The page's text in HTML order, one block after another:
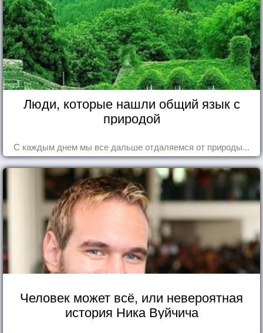
Люди, которые нашли общий язык с
природой
С каждым днем мы все дальше отдаляемся от природы...
Человек может всё, или невероятная
история Ника Вуйчича